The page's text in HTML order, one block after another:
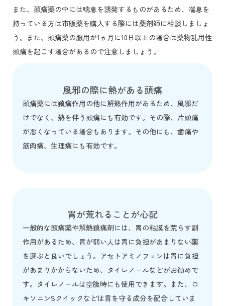
また、頭痛薬の中には喘息を誘発するものがあるため、喘息を
持っている方は市販薬を購入する際には薬剤師に相談しましょ
う。また、頭痛薬の服用が1ヵ月に10日以上の場合は薬物乱用性
頭痛を起こす場合があるので注意しましょう。
風邪の際に熱がある頭痛
頭痛薬には鎮痛作用の他に解熱作用があるため、風邪だ
けでなく、熱を伴う頭痛にも有効です。その際、片頭痛
が悪くなっている場合もあります。その他にも、歯痛や
筋肉痛、生理痛にも有効です。
胃が荒れることが心配
一般的な頭痛薬や解熱鎮痛剤には、胃の粘膜を荒らす副
作用があるため、胃が弱い人は胃に負担があまりない薬
を選ぶと良いでしょう。アセトアミノフェンは胃に負担
があまりかからないため、タイレノールなどがお勧めで
す。タイレノールは空腹時にも使用できます。また、ロ
キソニンSクイックなどは胃を守る成分を配合していま